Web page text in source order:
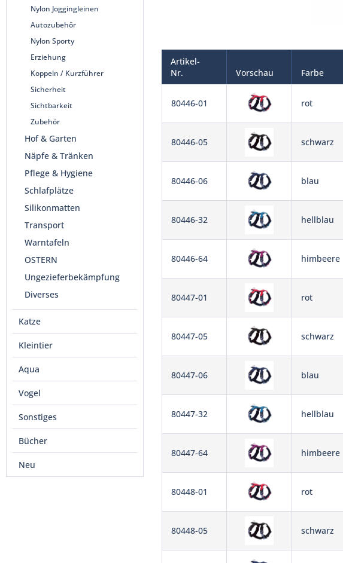
Nylon Joggingleinen
Autozubehör
Nylon Sporty
Erziehung
Koppeln / Kurzführer
Sicherheit
Sichtbarkeit
Zubehör
Hof & Garten
Näpfe & Tränken
Pflege & Hygiene
Schlafplätze
Silikonmatten
Transport
Warntafeln
OSTERN
Ungezieferbekämpfung
Diverses
Katze
Kleintier
Aqua
Vogel
Sonstiges
Bücher
Neu
Artikel-
Nr.
Vorschau Farbe
80446-01 rot
80446-05 schwarz
80446-06 blau
80446-32 hellblau
80446-64 himbeere
80447-01 rot
80447-05 schwarz
80447-06 blau
80447-32 hellblau
80447-64 himbeere
80448-01 rot
80448-05 schwarz